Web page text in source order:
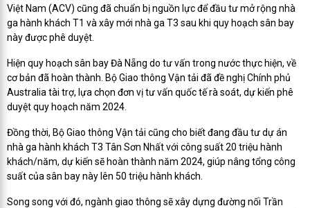
Việt Nam (ACV) cũng đã chuẩn bị nguồn lực để đầu tư mở rộng nhà
ga hành khách T1 và xây mới nhà ga T3 sau khi quy hoạch sân bay
này được phê duyệt.
Hiện quy hoạch sân bay Đà Nẵng do tư vấn trong nước thực hiện, về
cơ bản đã hoàn thành. Bộ Giao thông Vận tải đã đề nghị Chính phủ
Australia tài trợ, lựa chọn đơn vị tư vấn quốc tế rà soát, dự kiến phê
duyệt quy hoạch năm 2024.
Đồng thời, Bộ Giao thông Vận tải cũng cho biết đang đầu tư dự án
nhà ga hành khách T3 Tân Sơn Nhất với công suất 20 triệu hành
khách/năm, dự kiến sẽ hoàn thành năm 2024, giúp nâng tổng công
suất của sân bay này lên 50 triệu hành khách.
Song song với đó, ngành giao thông sẽ xây dựng đường nối Trần